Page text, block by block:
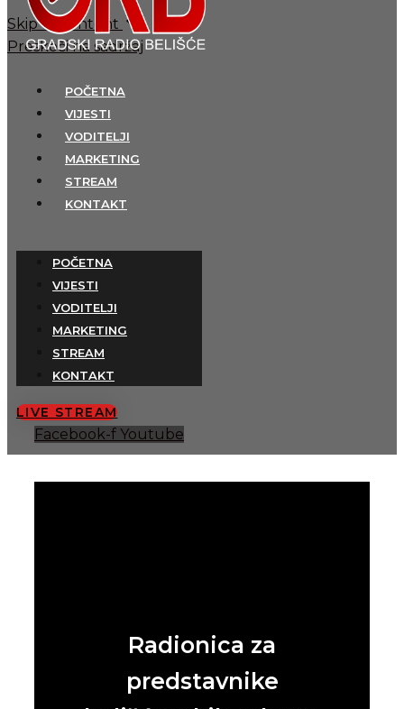
Skip to content
Preskoči na sadržaj
POČETNA
VIJESTI
VODITELJI
MARKETING
STREAM
KONTAKT
POČETNA
VIJESTI
VODITELJI
MARKETING
STREAM
KONTAKT
LIVE STREAM
Facebook-f Youtube
Radionica za
predstavnike